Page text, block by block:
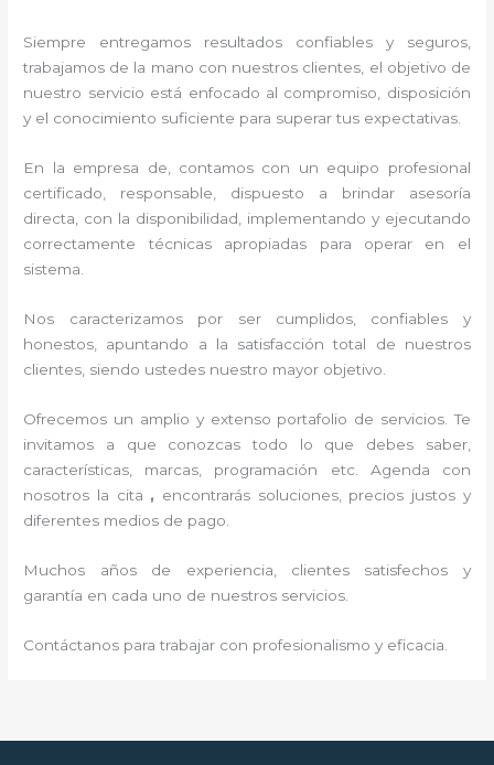
Siempre entregamos resultados confiables y seguros,
trabajamos de la mano con nuestros clientes, el objetivo de
nuestro servicio está enfocado al compromiso, disposición
y el conocimiento suficiente para superar tus expectativas.
En la empresa de , contamos con un equipo profesional
certificado, responsable, dispuesto a brindar asesoría
directa, con la disponibilidad, implementando y ejecutando
correctamente técnicas apropiadas para operar en el
sistema.
Nos caracterizamos por ser cumplidos, confiables y
honestos, apuntando a la satisfacción total de nuestros
clientes, siendo ustedes nuestro mayor objetivo.
Ofrecemos un amplio y extenso portafolio de servicios. Te
invitamos a que conozcas todo lo que debes saber,
características, marcas, programación etc. Agenda con
nosotros la cita , encontrarás soluciones, precios justos y
diferentes medios de pago.
Muchos años de experiencia, clientes satisfechos y
garantía en cada uno de nuestros servicios.
Contáctanos para trabajar con profesionalismo y eficacia.